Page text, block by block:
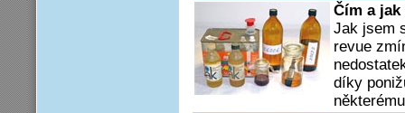
Čím a
Jak jsem
revue
díky